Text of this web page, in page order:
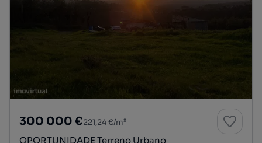
300 000 €221,24 €/m²
OPORTUNIDADE Terreno Urbano